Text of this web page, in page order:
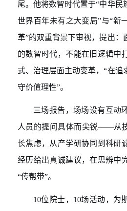
尾。他将数智时代置于“中华民
世界百年未有之大变局”与“新
革”的双重背景下审视，提出：
的数智时代，不能在旧逻辑中
式、治理层面主动变革，“在追
守价值理性”。
三场报告，场场设有互动
人员的提问具体而尖锐——从
长焦虑，从产学研协同到科研
经历给出真诚建议，在思辨中
“传帮带”。
10位院士， 10场活动， 为